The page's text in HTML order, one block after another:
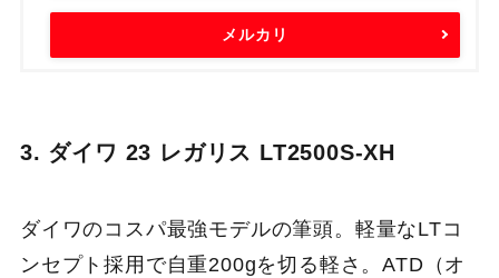
メルカリ
3. ダイワ 23 レガリス LT2500S-XH
ダイワのコスパ最強モデルの筆頭。軽量なLTコ
ンセプト採用で自重200gを切る軽さ。ATD（オ